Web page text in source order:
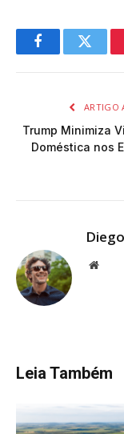
Facebook
ARTIGO
Trump Minimiza
Doméstica nos
Leia Também